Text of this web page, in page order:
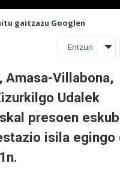
gaitzazu Googlen
Entzun
Amasa-Villabona,
Udalek
presoen
isila egingo